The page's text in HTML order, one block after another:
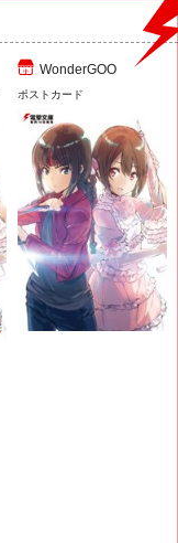
WonderGOO
ポストカード